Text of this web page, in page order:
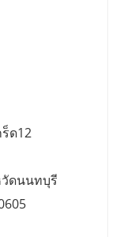
ด12
ดนนทบุรี